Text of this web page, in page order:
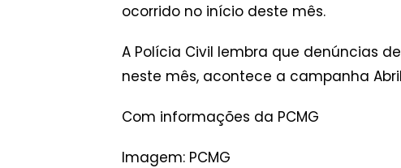
ocorrido no início deste mês.
A Polícia Civil lembra que denúncias
neste mês, acontece a campanha
Com informações da PCMG
Imagem: PCMG